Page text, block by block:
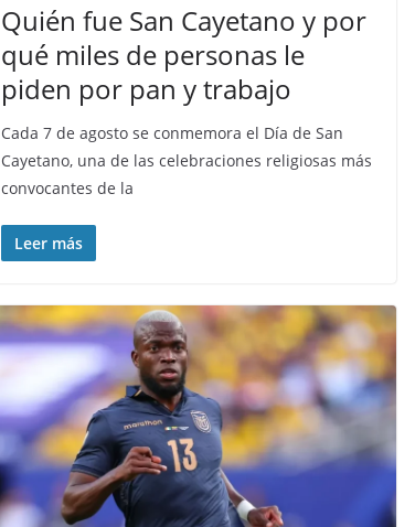
Quién fue San Cayetano y por
qué miles de personas le
piden por pan y trabajo
Cada 7 de agosto se conmemora el Día de San
Cayetano, una de las celebraciones religiosas más
convocantes de la
Leer más